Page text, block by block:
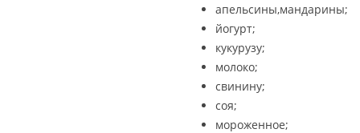
апельсины,мандарины;
йогурт;
кукурузу;
молоко;
свинину;
соя;
мороженное;